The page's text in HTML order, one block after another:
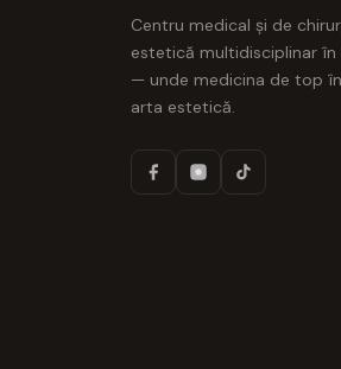
Centru medical și de
estetică multidisciplinar în
— unde medicina de top
arta estetică.